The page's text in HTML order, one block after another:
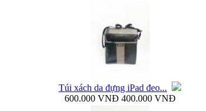
Bao da Galaxy Note 3 N900 mở ngang Zenus...
Túi xách da đựng iPad đeo...
600.000 VNĐ 400.000 VNĐ